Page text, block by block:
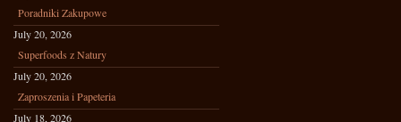
Poradniki Zakupowe
July 20, 2026
Superfoods z Natury
July 20, 2026
Zaproszenia i Papeteria
July 18, 2026